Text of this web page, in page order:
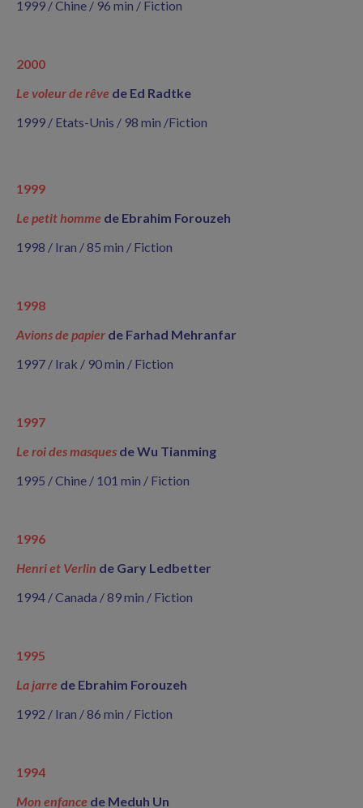
1999 / Chine / 96 min / Fiction
2000
Le voleur de rêve de Ed Radtke
1999 / Etats-Unis / 98 min /Fiction
1999
Le petit homme de Ebrahim Forouzeh
1998 / Iran / 85 min / Fiction
1998
Avions de papier de Farhad Mehranfar
1997 / Irak / 90 min / Fiction
1997
Le roi des masques de Wu Tianming
1995 / Chine / 101 min / Fiction
1996
Henri et Verlin de Gary Ledbetter
1994 / Canada / 89 min / Fiction
1995
La jarre de Ebrahim Forouzeh
1992 / Iran / 86 min / Fiction
1994
Mon enfance de Meduh Un